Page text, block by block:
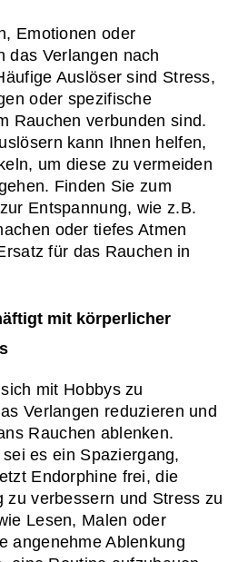
Emotionen oder
das Verlangen nach
Auslöser sind Stress,
oder spezifische
Rauchen verbunden sind.
kann Ihnen helfen,
um diese zu vermeiden
Finden Sie zum
Entspannung, wie z.B.
oder tiefes Atmen
für das Rauchen in
mit körperlicher
mit Hobbys zu
Verlangen reduzieren und
Rauchen ablenken.
es ein Spaziergang,
Endorphine frei, die
zu verbessern und Stress zu
Lesen, Malen oder
angenehme Ablenkung